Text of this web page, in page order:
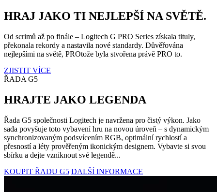
HRAJ JAKO TI NEJLEPŠÍ NA SVĚTĚ.
Od scrimů až po finále – Logitech G PRO Series získala tituly,
překonala rekordy a nastavila nové standardy. Důvěřována
nejlepšími na světě, PROtože byla stvořena právě PRO to.
ZJISTIT VÍCE
ŘADA G5
HRAJTE JAKO LEGENDA
Řada G5 společnosti Logitech je navržena pro čistý výkon. Jako
sada povyšuje toto vybavení hru na novou úroveň – s dynamickým
synchronizovaným podsvícením RGB, optimální rychlostí a
přesností a léty prověřeným ikonickým designem. Vybavte si svou
sbírku a dejte vzniknout své legendě...
KOUPIT ŘADU G5 DALŠÍ INFORMACE